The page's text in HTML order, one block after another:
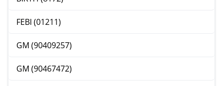
FEBI (01211)
GM (90409257)
GM (90467472)